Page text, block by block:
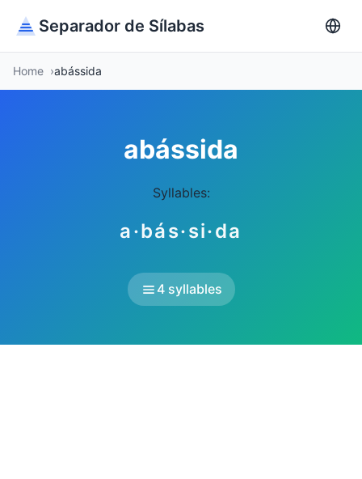
Separador de Sílabas
Home abássida
abássida
Syllables:
a·bás·si·da
4 syllables